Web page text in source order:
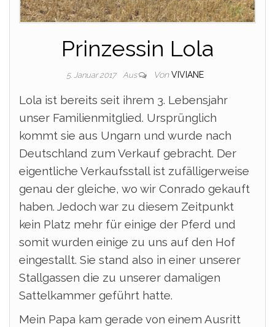
Prinzessin Lola
5. Januar 2017 Aus Von VIVIANE
Lola ist bereits seit ihrem 3. Lebensjahr
unser Familienmitglied. Ursprünglich
kommt sie aus Ungarn und wurde nach
Deutschland zum Verkauf gebracht. Der
eigentliche Verkaufsstall ist zufälligerweise
genau der gleiche, wo wir Conrado gekauft
haben. Jedoch war zu diesem Zeitpunkt
kein Platz mehr für einige der Pferd und
somit wurden einige zu uns auf den Hof
eingestallt. Sie stand also in einer unserer
Stallgassen die zu unserer damaligen
Sattelkammer geführt hatte.
Mein Papa kam gerade von einem Ausritt